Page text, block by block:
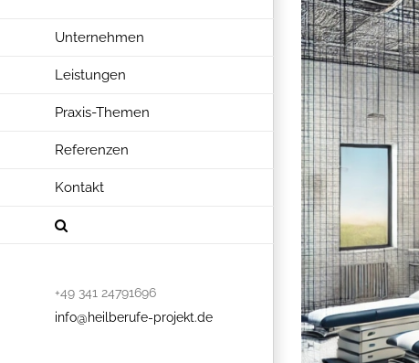
Unternehmen
Leistungen
Praxis-Themen
Referenzen
Kontakt
+49 341 24791696
info@heilberufe-projekt.de